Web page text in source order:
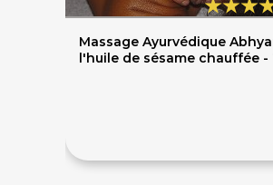
Massage Ayurvédique
l'huile de sésame chauffée -